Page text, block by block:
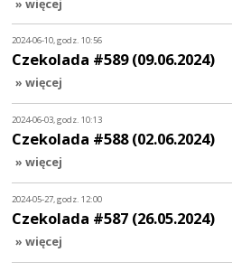
2024-06-10, godz. 10:56
Czekolada #589 (09.06.2024)
» więcej
2024-06-03, godz. 10:13
Czekolada #588 (02.06.2024)
» więcej
2024-05-27, godz. 12:00
Czekolada #587 (26.05.2024)
» więcej